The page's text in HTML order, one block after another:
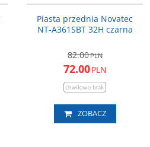
Uwaga: Cena promocyjna
obowiązuje wyłącznie dla
zamówień złożonych drogą
elektroniczną.
Ilość otworów na szprychy
Waga (gramy) 163
Piasta przednia Novatec
NT-A361SBT 32H czarna
82.00PLN
72.00PLN
ZOBACZ